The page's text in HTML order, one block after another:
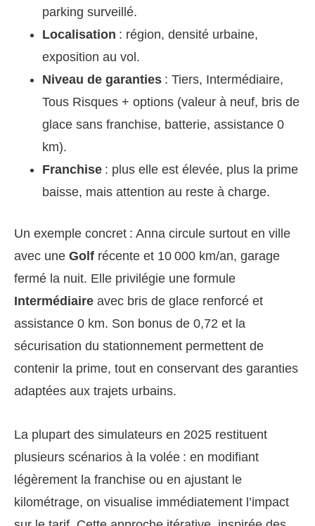
parking surveillé.
Localisation : région, densité urbaine,
exposition au vol.
Niveau de garanties : Tiers, Intermédiaire,
Tous Risques + options (valeur à neuf, bris de
glace sans franchise, batterie, assistance 0
km).
Franchise : plus elle est élevée, plus la prime
baisse, mais attention au reste à charge.
Un exemple concret : Anna circule surtout en ville
avec une Golf récente et 10 000 km/an, garage
fermé la nuit. Elle privilégie une formule
Intermédiaire avec bris de glace renforcé et
assistance 0 km. Son bonus de 0,72 et la
sécurisation du stationnement permettent de
contenir la prime, tout en conservant des garanties
adaptées aux trajets urbains.
La plupart des simulateurs en 2025 restituent
plusieurs scénarios à la volée : en modifiant
légèrement la franchise ou en ajustant le
kilométrage, on visualise immédiatement l’impact